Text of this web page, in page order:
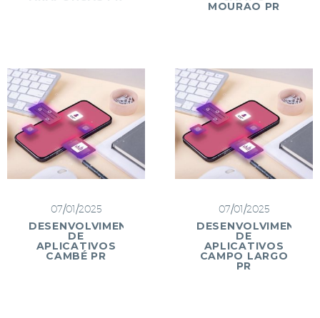
MOURAO PR
07/01/2025
DESENVOLVIMENTO
DE
APLICATIVOS
CAMBÉ PR
07/01/2025
DESENVOLVIMENTO
DE
APLICATIVOS
CAMPO LARGO
PR